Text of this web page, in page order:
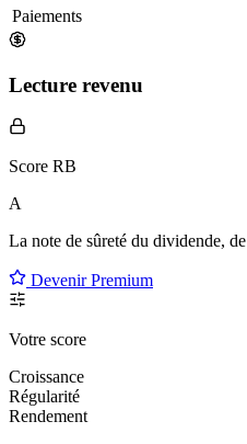
Paiements
Lecture revenu
Score RB
A
La note de sûreté du dividende, de
Devenir Premium
Votre score
Croissance
Régularité
Rendement